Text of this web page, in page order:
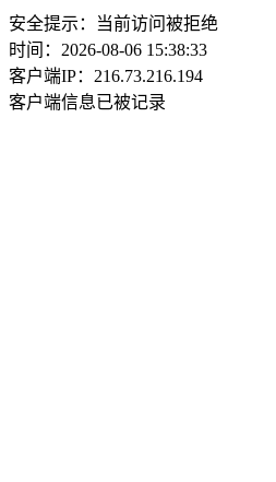
安全提示：当前访问被拒绝
时间：2026-08-06 15:38:33
客户端IP：216.73.216.194
客户端信息已被记录